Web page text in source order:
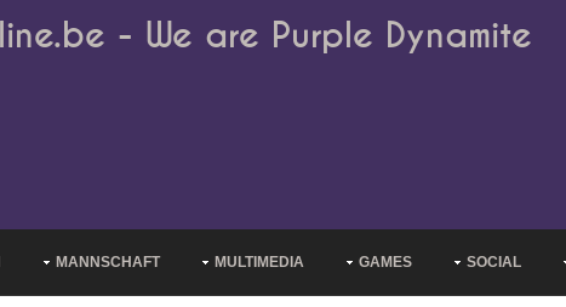
- We are Purple Dynamite
MANNSCHAFT MULTIMEDIA GAMES SOCIAL